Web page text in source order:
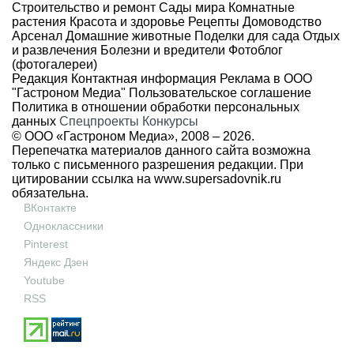
Строительство и ремонт Сады мира Комнатные
растения Красота и здоровье Рецепты Домоводство
Арсенал Домашние животные Поделки для сада Отдых
и развлечения Болезни и вредители Фотоблог
(фотогалереи)
Редакция Контактная информация Реклама в ООО
"Гастроном Медиа" Пользовательское соглашение
Политика в отношении обработки персональных
данных Спецпроекты Конкурсы
© ООО «Гастроном Медиа», 2008 – 2026.
Перепечатка материалов данного сайта возможна
только с письменного разрешения редакции. При
цитировании ссылка на www.supersadovnik.ru
обязательна.
ВКонтакте
Одноклассники
Pinterest
Яндекс Дзен
Youtube
RSS